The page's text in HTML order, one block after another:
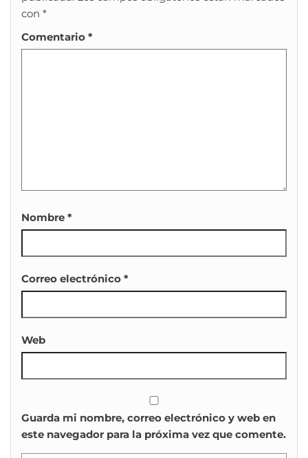
con *
Comentario *
Nombre *
Correo electrónico *
Web
Guarda mi nombre, correo electrónico y web en
este navegador para la próxima vez que comente.